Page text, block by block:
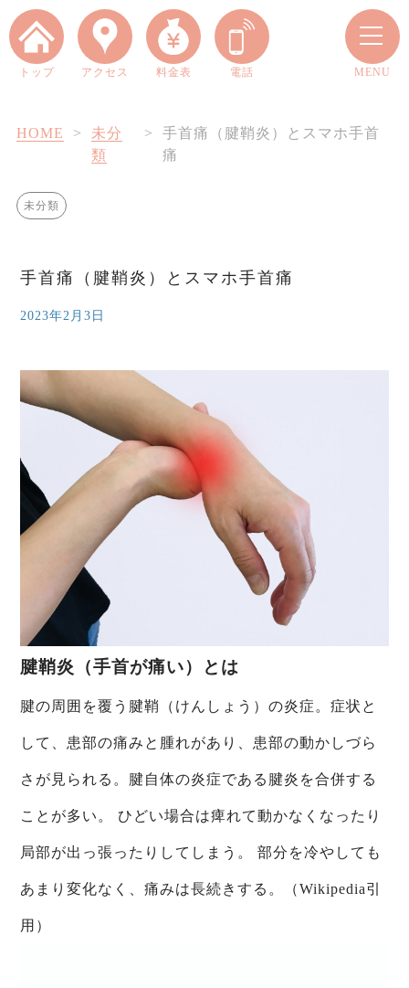
トップ アクセス 料金表 電話 MENU
HOME >
未分
類
>
手首痛（腱鞘炎）とスマホ手首
痛
未分類
手首痛（腱鞘炎）とスマホ手首痛
2023年2月3日
腱鞘炎（手首が痛い）とは
腱の周囲を覆う腱鞘（けんしょう）の炎症。症状と
して、患部の痛みと腫れがあり、患部の動かしづら
さが見られる。腱自体の炎症である腱炎を合併する
ことが多い。 ひどい場合は痺れて動かなくなったり
局部が出っ張ったりしてしまう。 部分を冷やしても
あまり変化なく、痛みは長続きする。（Wikipedia引
用）
料金案内
お客様の声
院長ブログ